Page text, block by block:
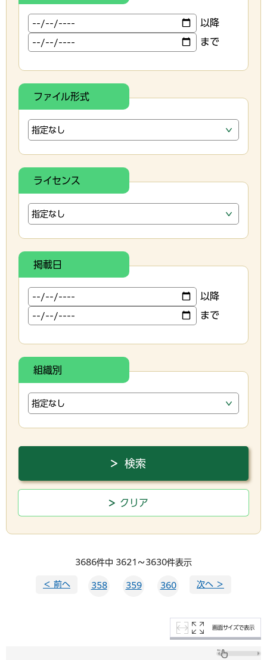
以降
まで
ファイル形式
ライセンス
掲載日
以降
まで
組織別
3686件中 3621～3630件表示
＜ 前へ 358 359 360 次へ ＞
画面サイズで表示